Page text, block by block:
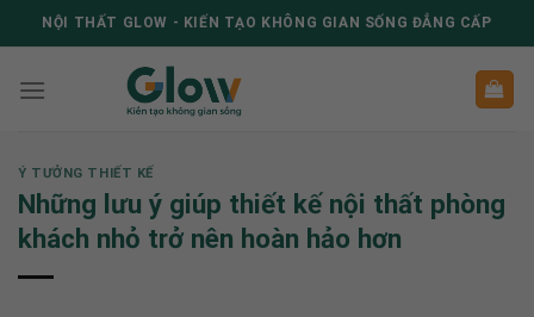
to
NỘI THẤT GLOW - KIẾN TẠO KHÔNG GIAN SỐNG ĐẲNG CẤP
Ý TƯỞNG THIẾT KẾ
Những lưu ý giúp thiết kế nội thất phòng
khách nhỏ trở nên hoàn hảo hơn